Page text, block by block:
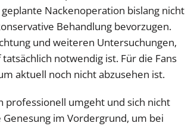
Nackenoperation bislang nicht
Behandlung bevorzugen.
und weiteren Untersuchungen,
notwendig ist. Für die Fans
aktuell noch nicht abzusehen ist.
professionell umgeht und sich nicht
im Vordergrund, um bei